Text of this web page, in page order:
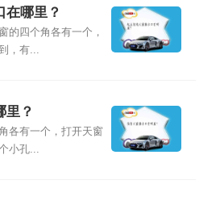
在哪里？
的四个角各有一个，
，有...
里？
各有一个，打开天窗
小孔...